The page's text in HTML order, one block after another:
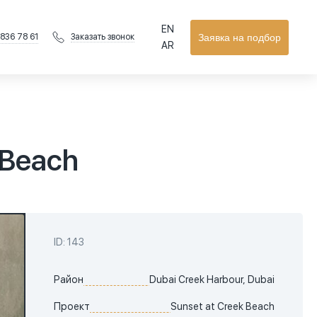
78 61 Заказать звонок Заявка на подбор
EN
AR
ID: 143
Район Dubai Creek Harbour, Dubai
Проект Sunset at Creek Beach